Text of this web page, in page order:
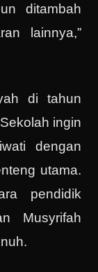
ditambah
lainnya,”
di tahun
ingin
dengan
utama.
pendidik
Musyrifah